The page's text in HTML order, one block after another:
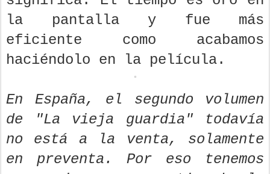
la pantalla y fue más
eficiente como acabamos
haciéndolo en la película.
En España, el segundo volumen
de "La vieja guardia" todavía
no está a la venta, solamente
en preventa. Por eso tenemos